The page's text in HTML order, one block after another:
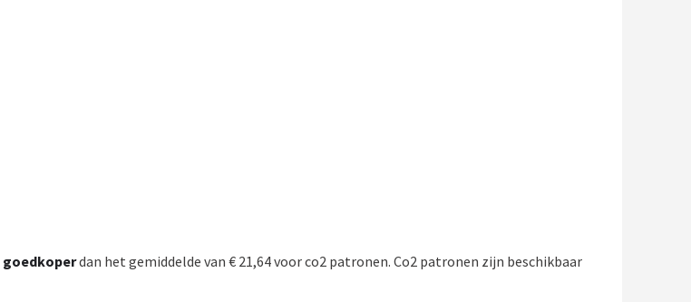
goedkoperdan het gemiddelde van € 21,64 voor co2 patronen. Co2 patronen zijn beschikbaar